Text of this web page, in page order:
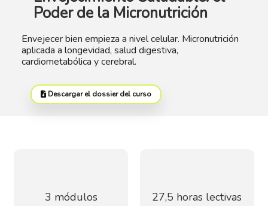
Poder de la Micronutrición
Envejecer bien empieza a nivel celular. Micronutrición
aplicada a longevidad, salud digestiva,
cardiometabólica y cerebral.
Descargar el dossier del curso
3 módulos 27,5 horas lectivas